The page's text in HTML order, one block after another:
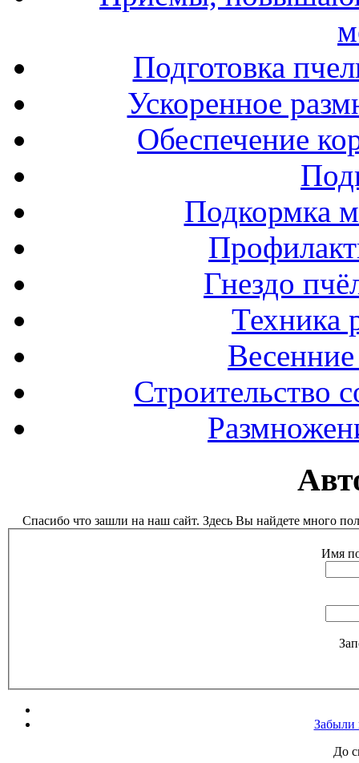
Подготовка
Ускоренное
Обеспечение
Подкормка
Гнездо
Техника
Строительство
Спасибо что зашли на наш сайт. Здесь Вы найдете много
Имя
Забыли
До